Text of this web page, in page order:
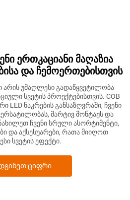
ერთკაციანი მაღაზია
და ჩემოერთებისთვის
არის უმაღლესი გადაწყვეტილობა
სვეტის პროექტებისთვის. COB
LED ნაკრების განსაზღვრაში, ჩვენი
მარტივ მონტაჟს და
ჩვენი სრული ასორტიმენტი,
და აქსესუარები, რათა მიიღოთ
სვეტის ეფექტი.
ციფრი